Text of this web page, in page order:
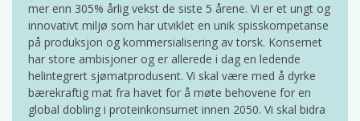
mer enn 305% årlig vekst de siste 5 årene. Vi er et ungt og
innovativt miljø som har utviklet en unik spisskompetanse
på produksjon og kommersialisering av torsk. Konsernet
har store ambisjoner og er allerede i dag en ledende
helintegrert sjømatprodusent. Vi skal være med å dyrke
bærekraftig mat fra havet for å møte behovene for en
global dobling i proteinkonsumet innen 2050. Vi skal bidra